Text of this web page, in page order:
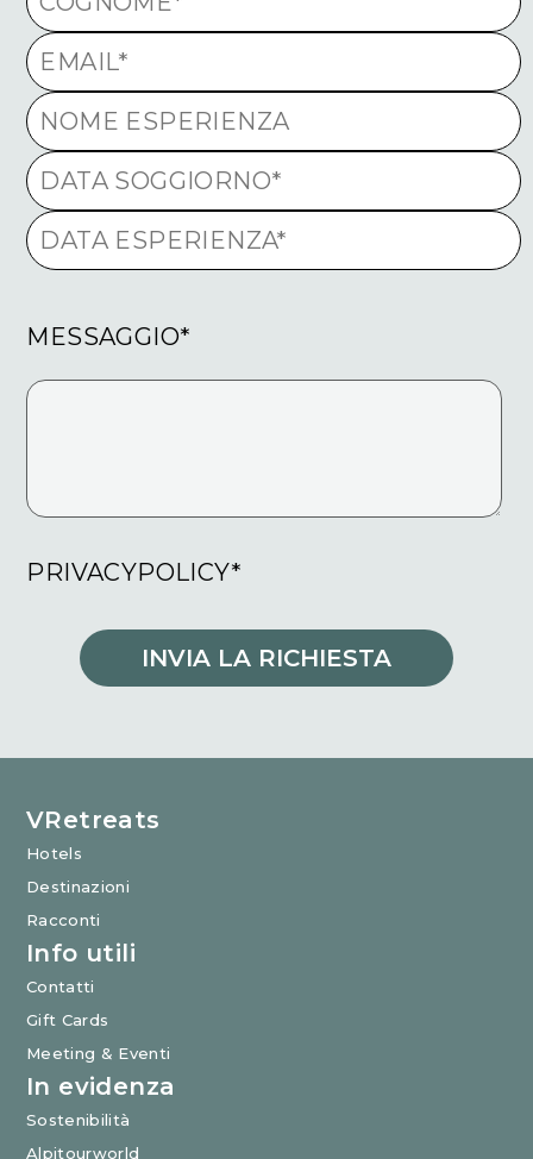
MESSAGGIO*
PRIVACYPOLICY*
INVIA LA RICHIESTA
VRetreats
Hotels
Destinazioni
Racconti
Info utili
Contatti
Gift Cards
Meeting & Eventi
In evidenza
Sostenibilità
Alpitourworld